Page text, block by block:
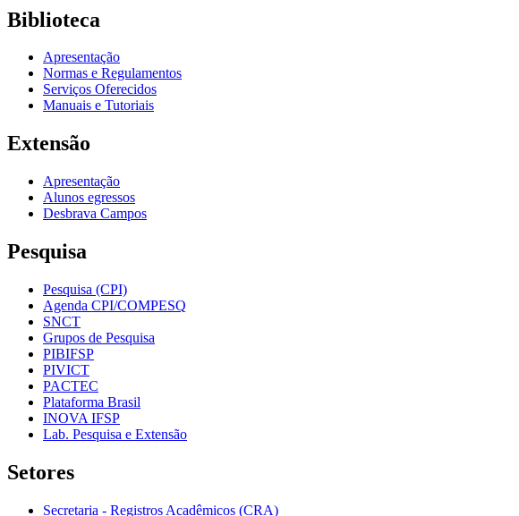
Biblioteca
Apresentação
Normas e Regulamentos
Serviços Oferecidos
Manuais e Tutoriais
Extensão
Apresentação
Alunos egressos
Desbrava Campos
Pesquisa
Pesquisa (CPI)
Agenda CPI/COMPESQ
SNCT
Grupos de Pesquisa
PIBIFSP
PIVICT
PACTEC
Plataforma Brasil
INOVA IFSP
Lab. Pesquisa e Extensão
Setores
Secretaria - Registros Acadêmicos (CRA)